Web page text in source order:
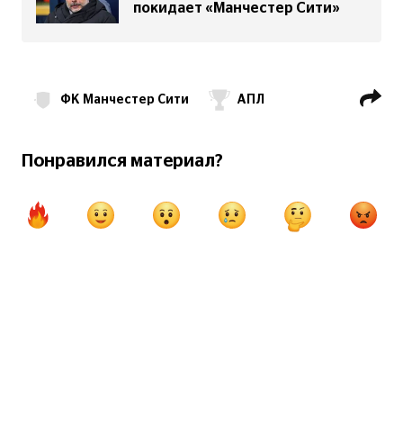
покидает «Манчестер Сити»
ФК Манчестер Сити АПЛ
Понравился материал?